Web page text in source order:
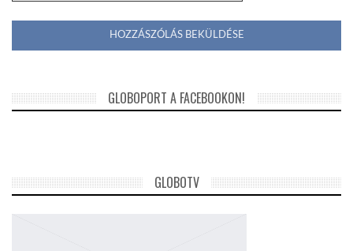
GLOBOPORT A FACEBOOKON!
GLOBOTV